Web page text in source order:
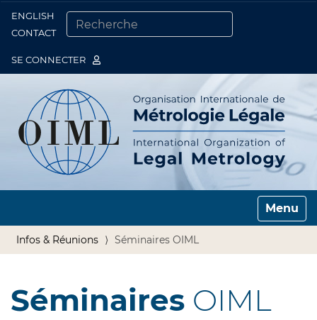
ENGLISH
CONTACT
SE CONNECTER
Toggle
Infos & Réunions Séminaires OIML
Séminaires OIML